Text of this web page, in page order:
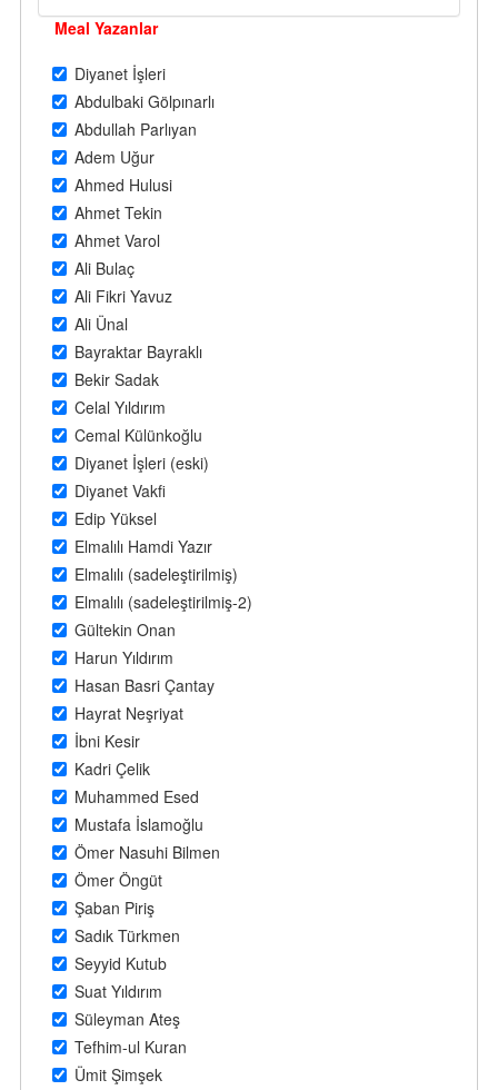
Meal Yazanlar
Diyanet İşleri
Abdulbaki Gölpınarlı
Abdullah Parlıyan
Adem Uğur
Ahmed Hulusi
Ahmet Tekin
Ahmet Varol
Ali Bulaç
Ali Fikri Yavuz
Ali Ünal
Bayraktar Bayraklı
Bekir Sadak
Celal Yıldırım
Cemal Külünkoğlu
Diyanet İşleri (eski)
Diyanet Vakfi
Edip Yüksel
Elmalılı Hamdi Yazır
Elmalılı (sadeleştirilmiş)
Elmalılı (sadeleştirilmiş-2)
Gültekin Onan
Harun Yıldırım
Hasan Basri Çantay
Hayrat Neşriyat
İbni Kesir
Kadri Çelik
Muhammed Esed
Mustafa İslamoğlu
Ömer Nasuhi Bilmen
Ömer Öngüt
Şaban Piriş
Sadık Türkmen
Seyyid Kutub
Suat Yıldırım
Süleyman Ateş
Tefhim-ul Kuran
Ümit Şimşek